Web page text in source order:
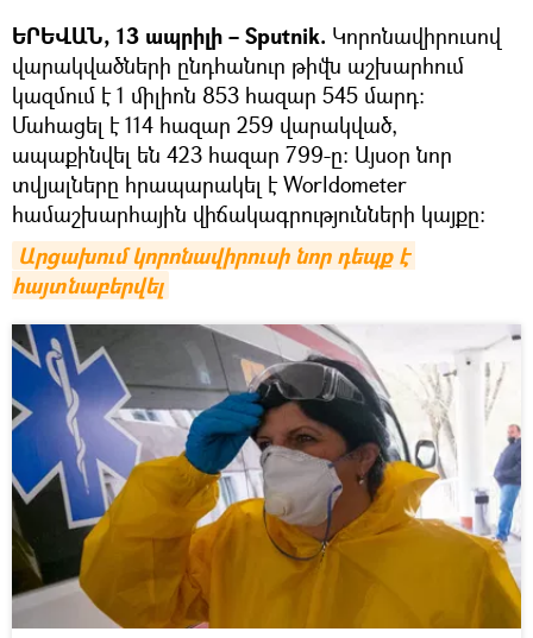
ԵՐԵՎԱՆ, 13 ապրիլի – Sputnik. Կորոնավիրուսով
վարակվածների ընդհանուր թիվն աշխարհում
կազմում է 1 միլիոն 853 հազար 545 մարդ։
Մահացել է 114 հազար 259 վարակված,
ապաքինվել են 423 հազար 799-ը։ Այսօր նոր
տվյալները հրապարակել է Worldometer
համաշխարհային վիճակագրությունների կայքը։
Արցախում կորոնավիրուսի նոր դեպք է
հայտնաբերվել